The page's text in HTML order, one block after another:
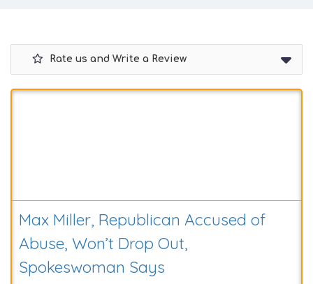
Rate us and Write a Review